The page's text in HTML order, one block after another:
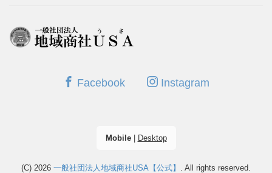
Facebook Instagram
Mobile| Desktop
(C) 2026 一般社団法人地域商社USA【公式】 . All rights reserved.